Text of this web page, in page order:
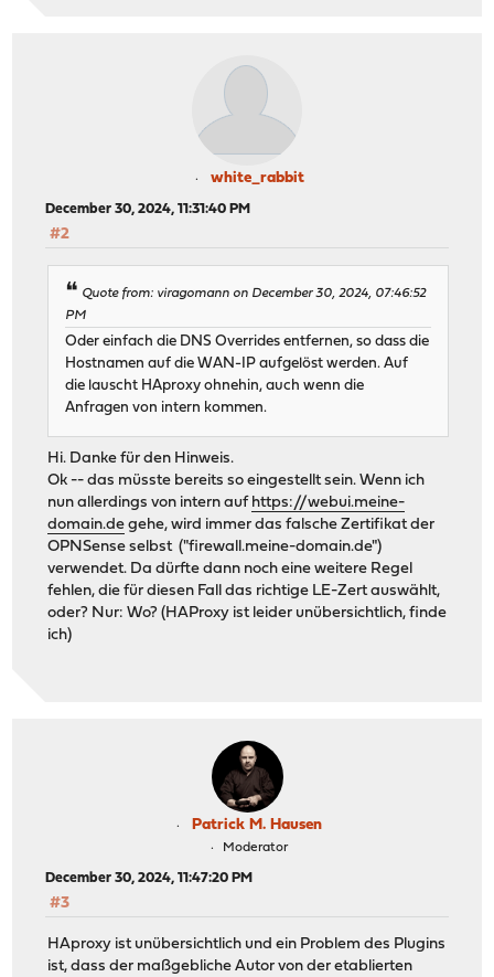
white_rabbit
December 30, 2024, 11:31:40 PM
#2
Quote from: viragomann on December 30, 2024, 07:46:52
PM
Oder einfach die DNS Overrides entfernen, so dass die
Hostnamen auf die WAN-IP aufgelöst werden. Auf
die lauscht HAproxy ohnehin, auch wenn die
Anfragen von intern kommen.
Hi. Danke für den Hinweis.
Ok -- das müsste bereits so eingestellt sein. Wenn ich
nun allerdings von intern auf https://webui.meine-
domain.de gehe, wird immer das falsche Zertifikat der
OPNSense selbst ("firewall.meine-domain.de")
verwendet. Da dürfte dann noch eine weitere Regel
fehlen, die für diesen Fall das richtige LE-Zert auswählt,
oder? Nur: Wo? (HAProxy ist leider unübersichtlich, finde
ich)
Patrick M. Hausen
Moderator
December 30, 2024, 11:47:20 PM
#3
HAproxy ist unübersichtlich und ein Problem des Plugins
ist, dass der maßgebliche Autor von der etablierten